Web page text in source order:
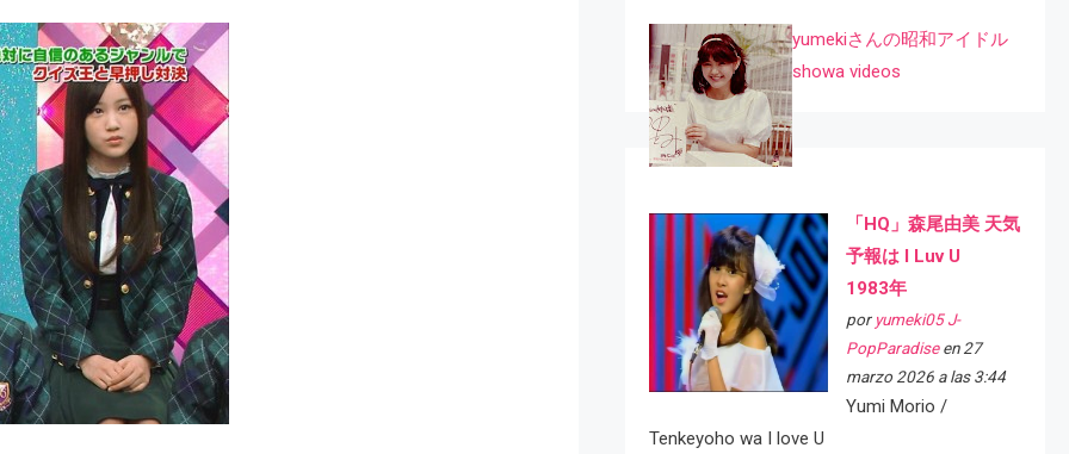
yumekiさんの昭和アイドル
showa videos
「HQ」森尾由美 天気
予報は I Luv U
1983年
por yumeki05 J-
PopParadiseen 27
marzo 2026 a las 3:44
Yumi Morio /
Tenkeyoho wa I love U